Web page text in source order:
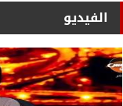
الفيديو